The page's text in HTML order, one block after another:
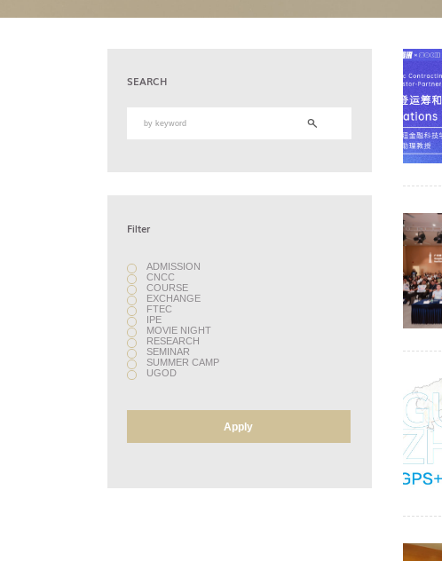
SEARCH
Filter
ADMISSION
CNCC
COURSE
EXCHANGE
FTEC
IPE
MOVIE NIGHT
RESEARCH
SEMINAR
SUMMER CAMP
UGOD